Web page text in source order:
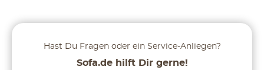
Hast Du Fragen oder ein Service-Anliegen?
Sofa.de hilft Dir gerne!